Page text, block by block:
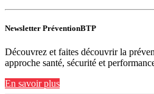
Newsletter PréventionBTP
Découvrez et faites découvrir la
approche santé, sécurité et
En savoir plus